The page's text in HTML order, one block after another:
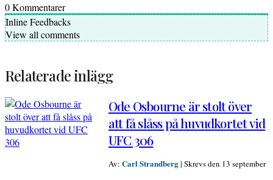
0Kommentarer
Inline Feedbacks
View all comments
Relaterade inlägg
Ode Osbourne är stolt över
att få slåss på huvudkortet vid
UFC 306
Av: Carl Strandberg| Skrevs den 13 september